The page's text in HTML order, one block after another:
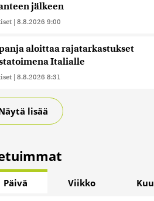
jälkeen
| 8.8.2026 9:00
aloittaa rajatarkastukset
Italialle
| 8.8.2026 8:31
lisää
Päivä Viikko